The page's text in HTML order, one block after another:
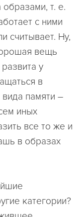
т. е.
с ними
считывает. Ну,
вещь
у
в
памяти –
иных
все то же и
в образах
категории?